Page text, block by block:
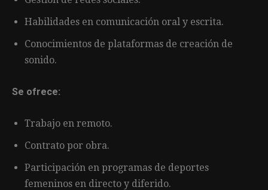
Habilidades en comunicación oral y escrita.
Conocimientos de plataformas de creación de
sonido.
Se ofrece:
Trabajo en remoto.
Contrato por obra.
Participación en programas de deportes
femeninos en directo y diferido.